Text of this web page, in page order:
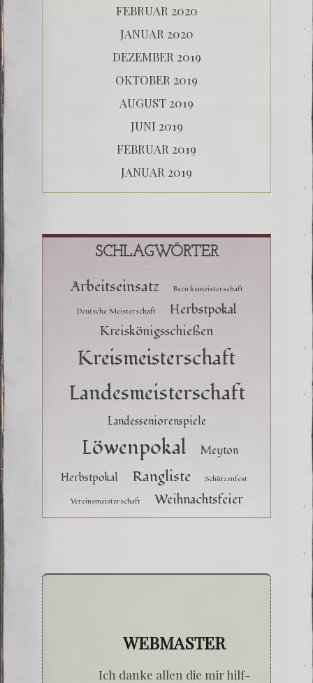
FEBRUAR 2020
JANUAR 2020
DEZEMBER 2019
OKTOBER 2019
AUGUST 2019
JUNI 2019
FEBRUAR 2019
JANUAR 2019
SCHLAGWÖRTER
Arbeitseinsatz Bezirksmeisterschaft
Deutsche Meisterschaft
Herbstpokal
Kreiskönigsschießen
Kreismeisterschaft
Landesmeisterschaft
Landesseniorenspiele
Löwenpokal
Meyton
Herbstpokal
Rangliste Schützenfest
Vereinsmeisterschaft Weihnachtsfeier
WEBMASTER
Ich dan­ke allen die mir hilf­